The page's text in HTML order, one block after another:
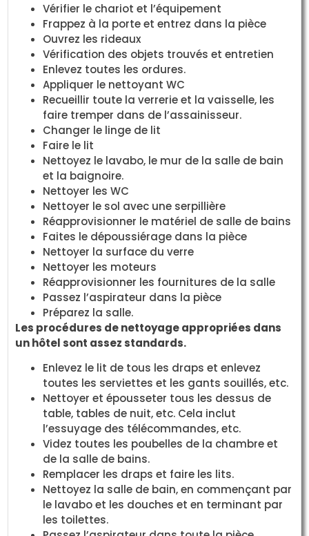
Vérifier le chariot et l’équipement
Frappez à la porte et entrez dans la pièce
Ouvrez les rideaux
Vérification des objets trouvés et entretien
Enlevez toutes les ordures.
Appliquer le nettoyant WC
Recueillir toute la verrerie et la vaisselle, les
faire tremper dans de l’assainisseur.
Changer le linge de lit
Faire le lit
Nettoyez le lavabo, le mur de la salle de bain
et la baignoire.
Nettoyer les WC
Nettoyer le sol avec une serpillière
Réapprovisionner le matériel de salle de bains
Faites le dépoussiérage dans la pièce
Nettoyer la surface du verre
Nettoyer les moteurs
Réapprovisionner les fournitures de la salle
Passez l’aspirateur dans la pièce
Préparez la salle.
Les procédures de nettoyage appropriées dans
un hôtel sont assez standards.
Enlevez le lit de tous les draps et enlevez
toutes les serviettes et les gants souillés, etc.
Nettoyer et épousseter tous les dessus de
table, tables de nuit, etc. Cela inclut
l’essuyage des télécommandes, etc.
Videz toutes les poubelles de la chambre et
de la salle de bains.
Remplacer les draps et faire les lits.
Nettoyez la salle de bain, en commençant par
le lavabo et les douches et en terminant par
les toilettes.